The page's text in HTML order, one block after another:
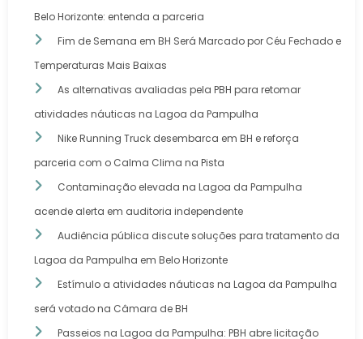
Belo Horizonte: entenda a parceria
Fim de Semana em BH Será Marcado por Céu Fechado e
Temperaturas Mais Baixas
As alternativas avaliadas pela PBH para retomar
atividades náuticas na Lagoa da Pampulha
Nike Running Truck desembarca em BH e reforça
parceria com o Calma Clima na Pista
Contaminação elevada na Lagoa da Pampulha
acende alerta em auditoria independente
Audiência pública discute soluções para tratamento da
Lagoa da Pampulha em Belo Horizonte
Estímulo a atividades náuticas na Lagoa da Pampulha
será votado na Câmara de BH
Passeios na Lagoa da Pampulha: PBH abre licitação